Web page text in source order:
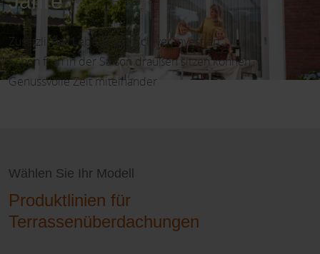
Zusätzlicher Lebensraum, clever investiert
Schon früh in der Saison draußen sitzen können
Genussvolle Zeit miteinander
Wählen Sie Ihr Modell
Produktlinien für
Terrassenüberdachungen